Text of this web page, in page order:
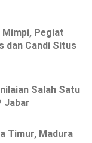
Mimpi, Pegiat
dan Candi Situs
Salah Satu
Jabar
Timur, Madura